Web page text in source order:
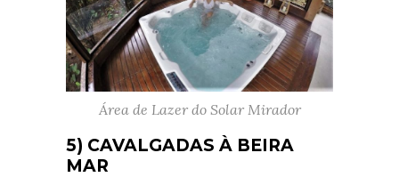
Área de Lazer do Solar Mirador
5) CAVALGADAS À BEIRA
MAR